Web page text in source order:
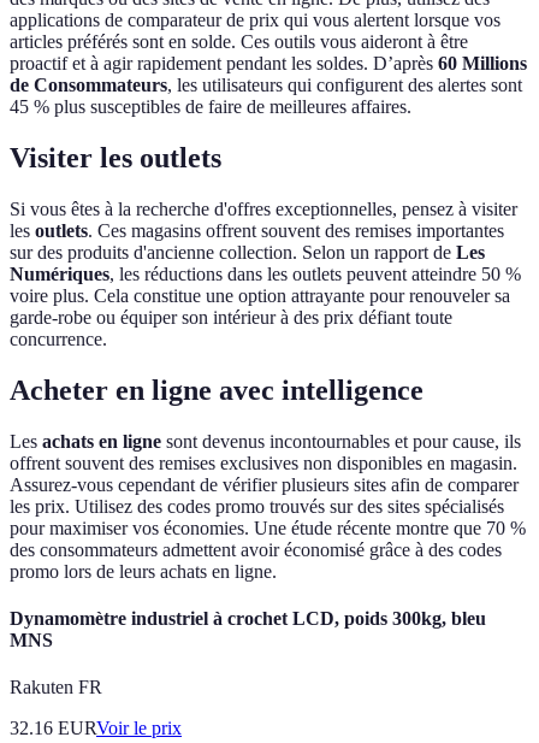
applications de comparateur de prix qui vous alertent lorsque vos
articles préférés sont en solde. Ces outils vous aideront à être
proactif et à agir rapidement pendant les soldes. D’après 60 Millions
de Consommateurs, les utilisateurs qui configurent des alertes sont
45 % plus susceptibles de faire de meilleures affaires.
Visiter les outlets
Si vous êtes à la recherche d'offres exceptionnelles, pensez à visiter
les outlets. Ces magasins offrent souvent des remises importantes
sur des produits d'ancienne collection. Selon un rapport de Les
Numériques, les réductions dans les outlets peuvent atteindre 50 %
voire plus. Cela constitue une option attrayante pour renouveler sa
garde-robe ou équiper son intérieur à des prix défiant toute
concurrence.
Acheter en ligne avec intelligence
Les achats en ligne sont devenus incontournables et pour cause, ils
offrent souvent des remises exclusives non disponibles en magasin.
Assurez-vous cependant de vérifier plusieurs sites afin de comparer
les prix. Utilisez des codes promo trouvés sur des sites spécialisés
pour maximiser vos économies. Une étude récente montre que 70 %
des consommateurs admettent avoir économisé grâce à des codes
promo lors de leurs achats en ligne.
Dynamomètre industriel à crochet LCD, poids 300kg, bleu
MNS
Rakuten FR
32.16 EURVoir le prix